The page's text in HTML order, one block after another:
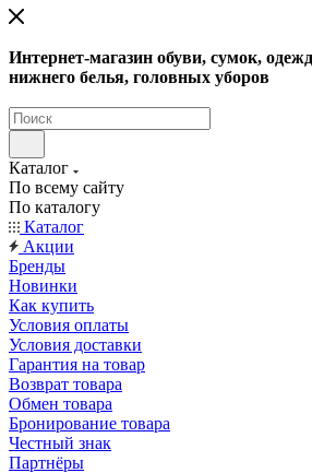
Интернет-магазин обуви, сумок,
нижнего белья, головных уборов
Каталог
По всему сайту
По каталогу
Каталог
Акции
Бренды
Новинки
Как купить
Условия оплаты
Условия доставки
Гарантия на товар
Возврат товара
Обмен товара
Бронирование товара
Честный знак
Партнёры